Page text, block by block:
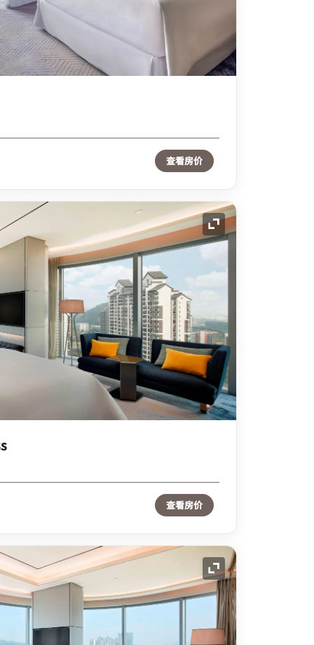
查看房价
展开图标
查看房价
展开图标